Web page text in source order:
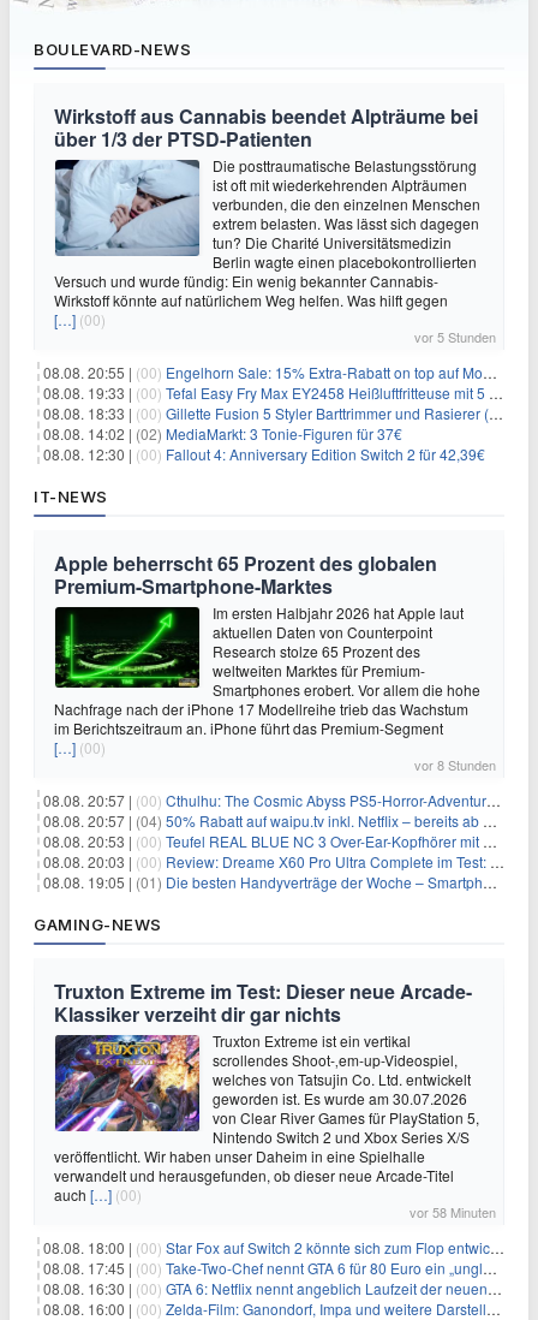
BOULEVARD-NEWS
Wirkstoff aus Cannabis beendet Alpträume bei
über 1/3 der PTSD-Patienten
Die posttraumatische Belastungsstörung
ist oft mit wiederkehrenden Alpträumen
verbunden, die den einzelnen Menschen
extrem belasten. Was lässt sich dagegen
tun? Die Charité Universitätsmedizin
Berlin wagte einen placebokontrollierten
Versuch und wurde fündig: Ein wenig bekannter Cannabis-
Wirkstoff könnte auf natürlichem Weg helfen. Was hilft gegen
[…] (00)
vor 5 Stunden
08.08. 20:55 | (00) Engelhorn Sale: 15% Extra-Rabatt on top auf Mode- und Sport-Artikel
08.08. 19:33 | (00) Tefal Easy Fry Max EY2458 Heißluftfritteuse mit 5 Litern für 64,99€
08.08. 18:33 | (00) Gillette Fusion 5 Styler Barttrimmer und Rasierer (All in One) für 16€
08.08. 14:02 | (02) MediaMarkt: 3 Tonie-Figuren für 37€
08.08. 12:30 | (00) Fallout 4: Anniversary Edition Switch 2 für 42,39€
IT-NEWS
Apple beherrscht 65 Prozent des globalen
Premium-Smartphone-Marktes
Im ersten Halbjahr 2026 hat Apple laut
aktuellen Daten von Counterpoint
Research stolze 65 Prozent des
weltweiten Marktes für Premium-
Smartphones erobert. Vor allem die hohe
Nachfrage nach der iPhone 17 Modellreihe trieb das Wachstum
im Berichtszeitraum an. iPhone führt das Premium-Segment
[…] (00)
vor 8 Stunden
08.08. 20:57 | (00) Cthulhu: The Cosmic Abyss PS5-Horror-Adventure für 27,99€
08.08. 20:57 | (04) 50% Rabatt auf waipu.tv inkl. Netflix – bereits ab 9€/Monat (statt 17,99€)
08.08. 20:53 | (00) Teufel REAL BLUE NC 3 Over-Ear-Kopfhörer mit ANC für 149,99€
08.08. 20:03 | (00) Review: Dreame X60 Pro Ultra Complete im Test: 42.000 Pa, 100 °C Moppwäsche & erstaunlich viel Technik in nur 8,9 cm Höhe
08.08. 19:05 | (01) Die besten Handyverträge der Woche – Smartphone-Tarife & SIM-Only im Überblick
GAMING-NEWS
Truxton Extreme im Test: Dieser neue Arcade-
Klassiker verzeiht dir gar nichts
Truxton Extreme ist ein vertikal
scrollendes Shoot-‚em-up-Videospiel,
welches von Tatsujin Co. Ltd. entwickelt
geworden ist. Es wurde am 30.07.2026
von Clear River Games für PlayStation 5,
Nintendo Switch 2 und Xbox Series X/S
veröffentlicht. Wir haben unser Daheim in eine Spielhalle
verwandelt und herausgefunden, ob dieser neue Arcade-Titel
auch […] (00)
vor 58 Minuten
08.08. 18:00 | (00) Star Fox auf Switch 2 könnte sich zum Flop entwickeln
08.08. 17:45 | (00) Take-Two-Chef nennt GTA 6 für 80 Euro ein „unglaubliches Schnäppchen“
08.08. 16:30 | (00) GTA 6: Netflix nennt angeblich Laufzeit der neuen Gameplay-Präsentation
08.08. 16:00 | (00) Zelda-Film: Ganondorf, Impa und weitere Darsteller sollen feststehen